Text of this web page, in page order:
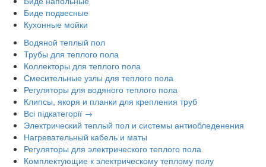
Биде подвесные
Кухонные мойки
Водяной теплый пол
Трубы для теплого пола
Коллекторы для теплого пола
Смесительные узлы для теплого пола
Регуляторы для водяного теплого пола
Клипсы, якоря и планки для крепления труб
Всі підкатегорії →
Электрический теплый пол и системы антиобледенения
Нагревательный кабель и маты
Регуляторы для электрического теплого пола
Комплектующие к электрическому теплому полу